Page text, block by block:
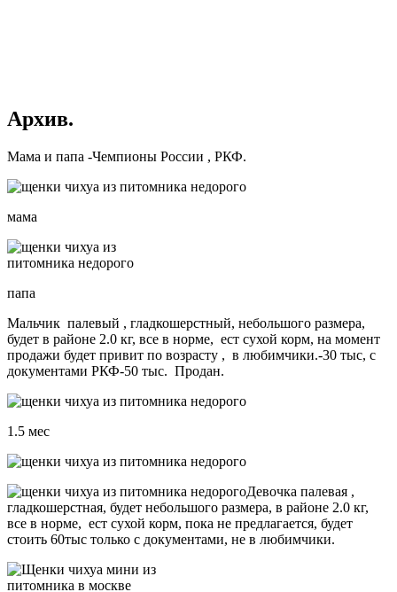
Архив.
Мама и папа -Чемпионы России , РКФ.
мама
папа
Мальчик палевый , гладкошерстный, небольшого размера,
будет в районе 2.0 кг, все в норме, ест сухой корм, на момент
продажи будет привит по возрасту , в любимчики.-30 тыс, с
документами РКФ-50 тыс. Продан.
1.5 мес
Девочка палевая ,
гладкошерстная, будет небольшого размера, в районе 2.0 кг,
все в норме, ест сухой корм, пока не предлагается, будет
стоить 60тыс только с документами, не в любимчики.